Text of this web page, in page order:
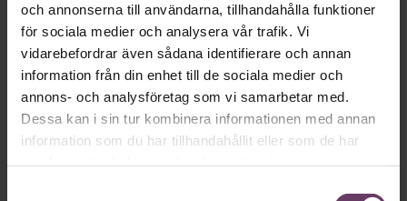
och annonserna till användarna, tillhandahålla funktioner
för sociala medier och analysera vår trafik. Vi
vidarebefordrar även sådana identifierare och annan
information från din enhet till de sociala medier och
annons- och analysföretag som vi samarbetar med.
Dessa kan i sin tur kombinera informationen med annan
information som du har tillhandahållit eller som de har
HON HAR KÖRT ETTcrossfit-pass på morgonen. För att
hon lärt sig vikten av återhämtning och för att tuff träning
låter tankarna vila. ”Meditation funkar inte på mig. Det är
när jag får ta i som jag rensar huvudet”, säger hon.
Ida Östenssonär generalsekreterare för ChildX, en
organisation som arbetar för att stoppa människohandel
och sexuell exploatering av barn. En trygg uppväxt i en
diskussionslysten familj och ett par avgörande händelser i